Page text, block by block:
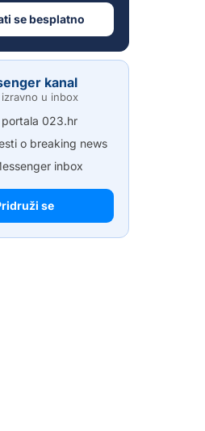
se besplatno
kanal
u inbox
023.hr
o breaking news
inbox
se